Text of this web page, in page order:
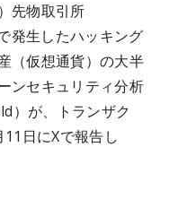
先物取引所
発生したハッキング
（仮想通貨）の大半
ンセキュリティ分析
）が、トランザク
日にXで報告し